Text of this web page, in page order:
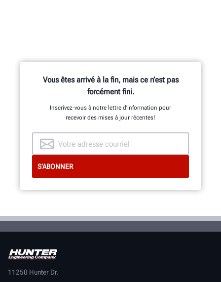
Vous êtes arrivé à la fin, mais ce n’est pas
forcément fini.
Inscrivez-vous à notre lettre d’information pour
recevoir des mises à jour récentes!
11250 Hunter Dr.